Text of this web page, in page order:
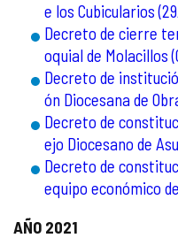
e los Cubicularios
Decreto de cierre
oquial de Molacillos
Decreto de
ón Diocesana de
Decreto de
ejo Diocesano de
Decreto de
equipo económico
AÑO 2021